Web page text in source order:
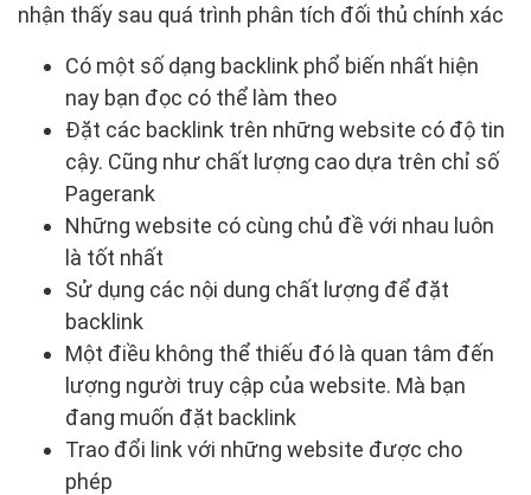
nhận thấy sau quá trình phân tích đối thủ chính xác
Có một số dạng backlink phổ biến nhất hiện
nay bạn đọc có thể làm theo
Đặt các backlink trên những website có độ tin
cậy. Cũng như chất lượng cao dựa trên chỉ số
Pagerank
Những website có cùng chủ đề với nhau luôn
là tốt nhất
Sử dụng các nội dung chất lượng để đặt
backlink
Một điều không thể thiếu đó là quan tâm đến
lượng người truy cập của website. Mà bạn
đang muốn đặt backlink
Trao đổi link với những website được cho
phép